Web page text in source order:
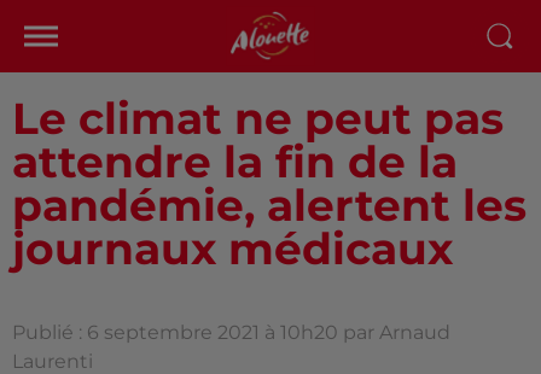
Le climat ne peut pas
attendre la fin de la
pandémie, alertent les
journaux médicaux
Publié : 6 septembre 2021 à 10h20 par Arnaud
Laurenti